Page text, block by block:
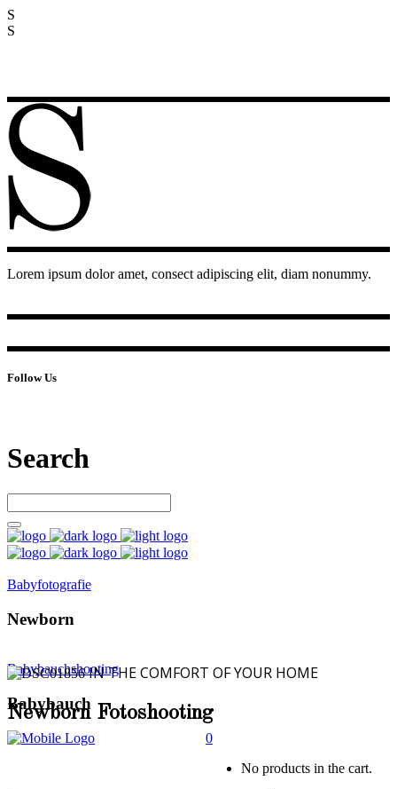
S
S
Lorem ipsum dolor amet, consect adipiscing elit, diam nonummy.
Follow Us
Search
Babyfotografie
Newborn
Babybauchshooting
Babybauch
0
No products in the cart.
IN THE COMFORT OF YOUR HOME
Newborn Fotoshooting